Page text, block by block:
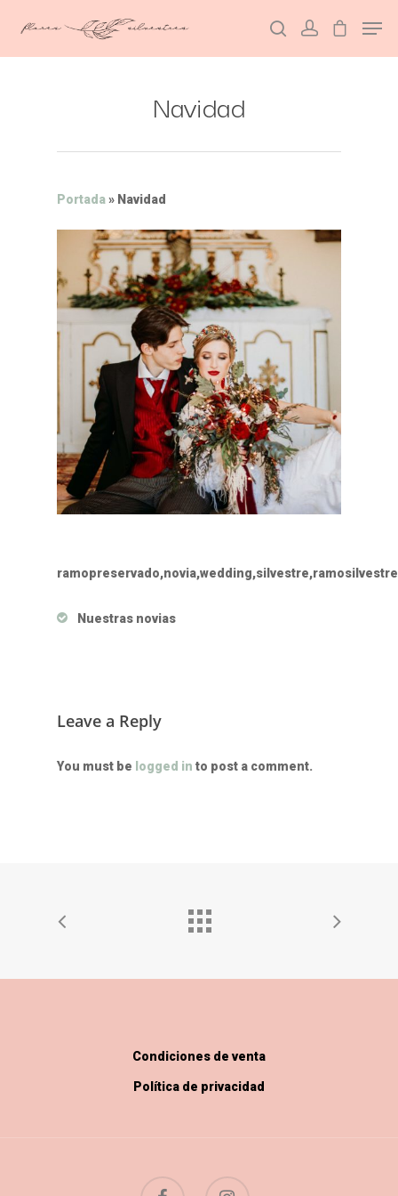
Hit enter to search or ESC to close
Navidad
Portada» Navidad
Nuestras novias
Leave a Reply
You must be logged in to post a comment.
Condiciones de venta
Política de privacidad